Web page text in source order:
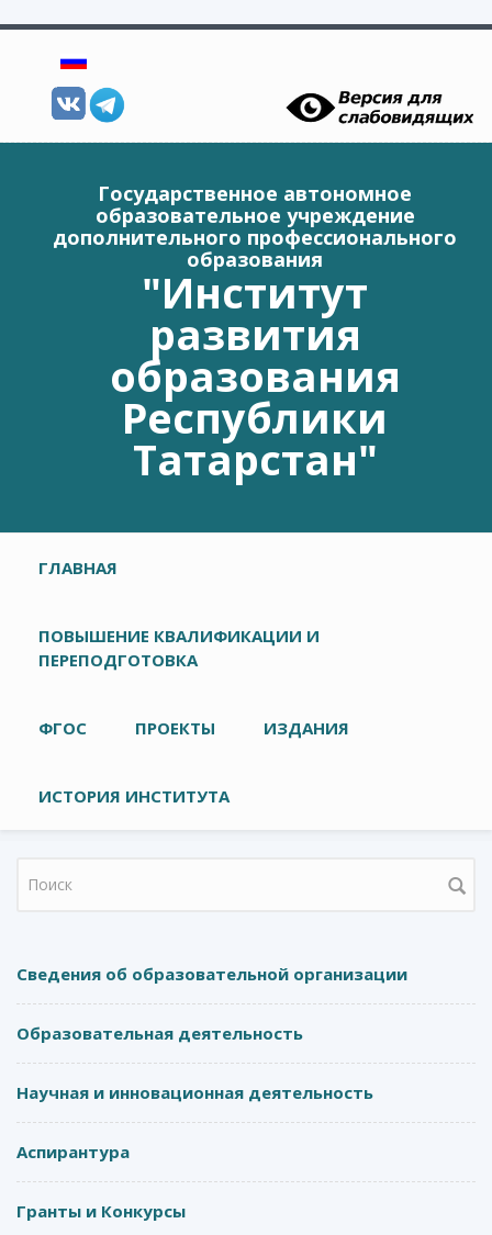
Государственное автономное
образовательное учреждение
дополнительного профессионального
образования
"Институт
развития
образования
Республики
Татарстан"
Главное меню
ГЛАВНАЯ
ПОВЫШЕНИЕ КВАЛИФИКАЦИИ И
ПЕРЕПОДГОТОВКА
ФГОС ПРОЕКТЫ ИЗДАНИЯ
ИСТОРИЯ ИНСТИТУТА
Форма поиска
Сведения об образовательной организации
Образовательная деятельность
Научная и инновационная деятельность
Аспирантура
Гранты и Конкурсы